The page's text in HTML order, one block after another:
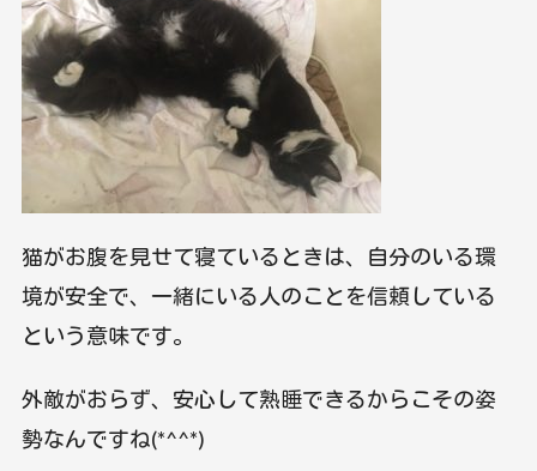
猫がお腹を見せて寝ているときは、自分のいる環
境が安全で、一緒にいる人のことを信頼している
という意味です。
外敵がおらず、安心して熟睡できるからこその姿
勢なんですね(*^^*)